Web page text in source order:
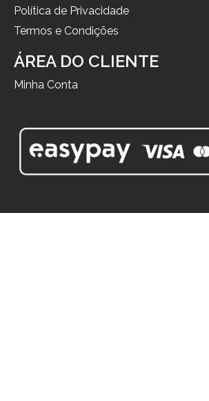
Política de Privacidade
Termos e Condições
ÁREA DO CLIENTE
Minha Conta